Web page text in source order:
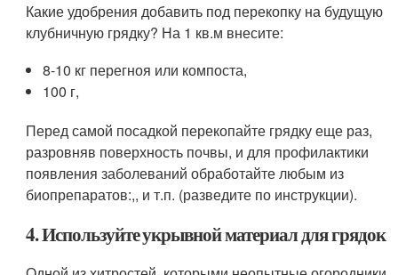
Какие удобрения добавить под перекопку на будущую
клубничную грядку? На 1 кв.м внесите:
8-10 кг перегноя или компоста,
100 г,
Перед самой посадкой перекопайте грядку еще раз,
разровняв поверхность почвы, и для профилактики
появления заболеваний обработайте любым из
биопрепаратов:,, и т.п. (разведите по инструкции).
4. Используйте укрывной материал для грядок